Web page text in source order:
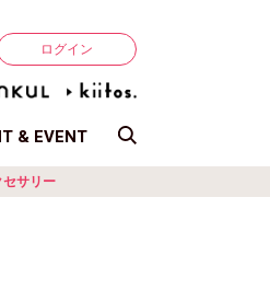
ログイン
& EVENT
セサリー